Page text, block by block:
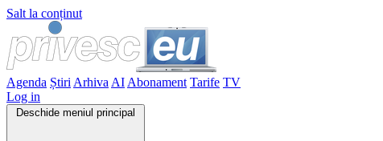
Salt la conținut
Agenda Știri Arhiva AI Abonament Tarife TV
Log in
Deschide meniul principal